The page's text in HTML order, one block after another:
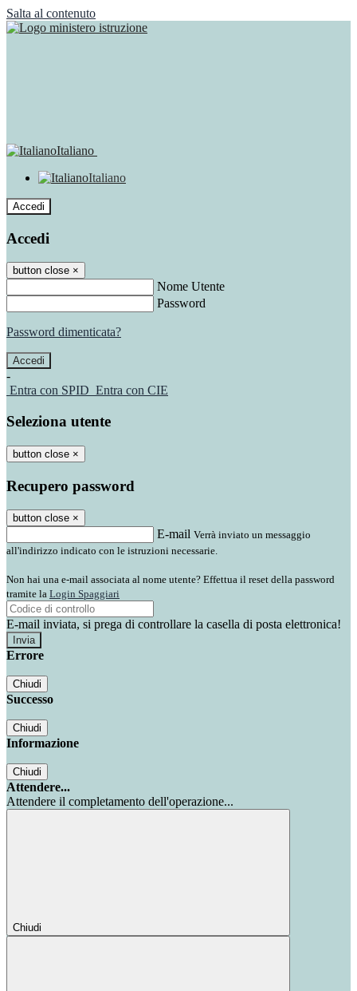
Salta al contenuto
Italiano
Italiano
Accedi
Accedi
button close ×
Nome Utente
Password
Password dimenticata?
-
Entra con SPID Entra con CIE
Seleziona utente
button close ×
Recupero password
button close ×
E-mail Verrà inviato un messaggio
all'indirizzo indicato con le istruzioni necessarie.
Non hai una e-mail associata al nome utente? Effettua il reset della password
tramite la Login Spaggiari
E-mail inviata, si prega di controllare la casella di posta elettronica!
Errore
Chiudi
Successo
Chiudi
Informazione
Chiudi
Attendere...
Attendere il completamento dell'operazione...
Chiudi